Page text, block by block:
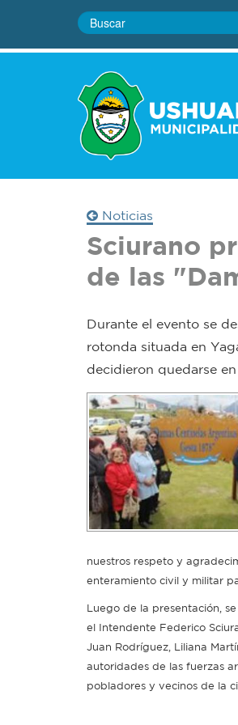
Noticias
Sciurano
de las
Durante el evento se
rotonda situada en
decidieron quedarse
nuestros respeto y
enteramiento civil y militar
Luego de la presentación,
el Intendente Federico
Juan Rodríguez, Liliana
autoridades de las fuerzas
pobladores y vecinos de la